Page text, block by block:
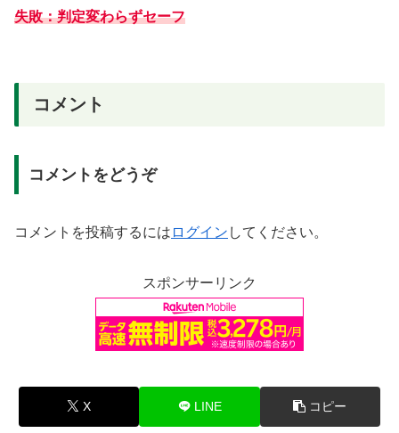
失敗：判定変わらずセーフ
コメント
コメントをどうぞ
コメントを投稿するには ログイン してください。
スポンサーリンク
X LINE コピー